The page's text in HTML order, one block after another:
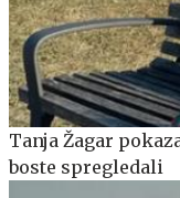
Tanja Žagar
boste spregledali